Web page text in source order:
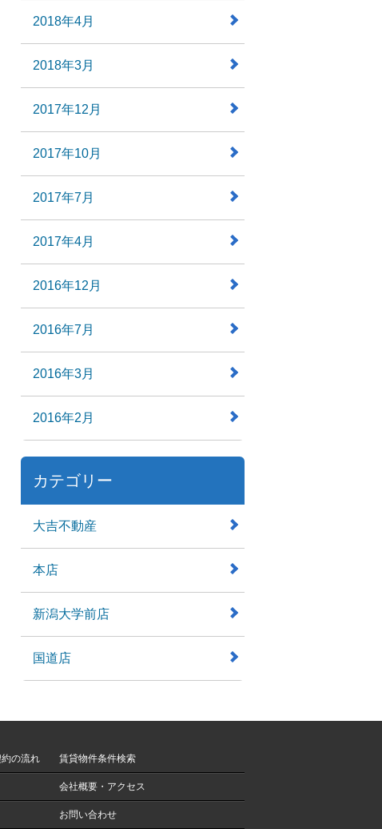
2018年4月
2018年3月
2017年12月
2017年10月
2017年7月
2017年4月
2016年12月
2016年7月
2016年3月
2016年2月
カテゴリー
大吉不動産
本店
新潟大学前店
国道店
の流れ 賃貸物件条件検索
会社概要・アクセス
お問い合わせ